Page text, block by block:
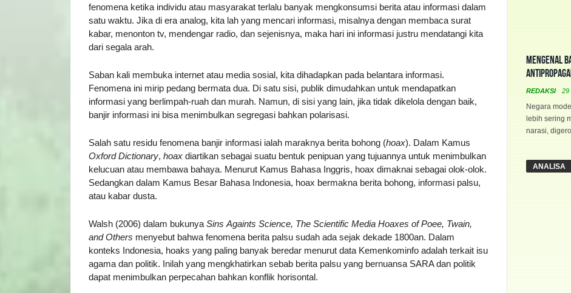
fenomena ketika individu atau masyarakat terlalu banyak mengkonsumsi berita atau informasi dalam
satu waktu. Jika di era analog, kita lah yang mencari informasi, misalnya dengan membaca surat
kabar, menonton tv, mendengar radio, dan sejenisnya, maka hari ini informasi justru mendatangi kita
dari segala arah.
Saban kali membuka internet atau media sosial, kita dihadapkan pada belantara informasi.
Fenomena ini mirip pedang bermata dua. Di satu sisi, publik dimudahkan untuk mendapatkan
informasi yang berlimpah-ruah dan murah. Namun, di sisi yang lain, jika tidak dikelola dengan baik,
banjir informasi ini bisa menimbulkan segregasi bahkan polarisasi.
Salah satu residu fenomena banjir informasi ialah maraknya berita bohong (hoax). Dalam Kamus
Oxford Dictionary, hoax diartikan sebagai suatu bentuk penipuan yang tujuannya untuk menimbulkan
kelucuan atau membawa bahaya. Menurut Kamus Bahasa Inggris, hoax dimaknai sebagai olok-olok.
Sedangkan dalam Kamus Besar Bahasa Indonesia, hoax bermakna berita bohong, informasi palsu,
atau kabar dusta.
Walsh (2006) dalam bukunya Sins Againts Science, The Scientific Media Hoaxes of Poee, Twain,
and Others menyebut bahwa fenomena berita palsu sudah ada sejak dekade 1800an. Dalam
konteks Indonesia, hoaks yang paling banyak beredar menurut data Kemenkominfo adalah terkait isu
agama dan politik. Inilah yang mengkhatirkan sebab berita palsu yang bernuansa SARA dan politik
dapat menimbulkan perpecahan bahkan konflik horisontal.
Mengenal
REDAKSI 29
Negara
lebih sering
narasi,
ANALISA